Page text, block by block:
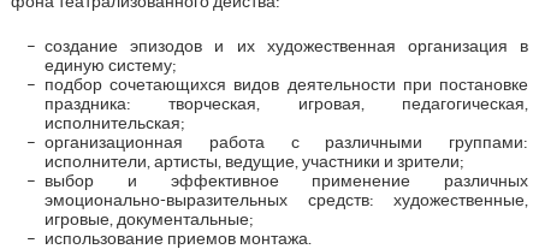
создание эпизодов и их художественная организация в
единую систему;
подбор сочетающихся видов деятельности при постановке
праздника: творческая, игровая, педагогическая,
исполнительская;
организационная работа с различными группами:
исполнители, артисты, ведущие, участники и зрители;
выбор и эффективное применение различных
эмоционально-выразительных средств: художественные,
игровые, документальные;
использование приемов монтажа.